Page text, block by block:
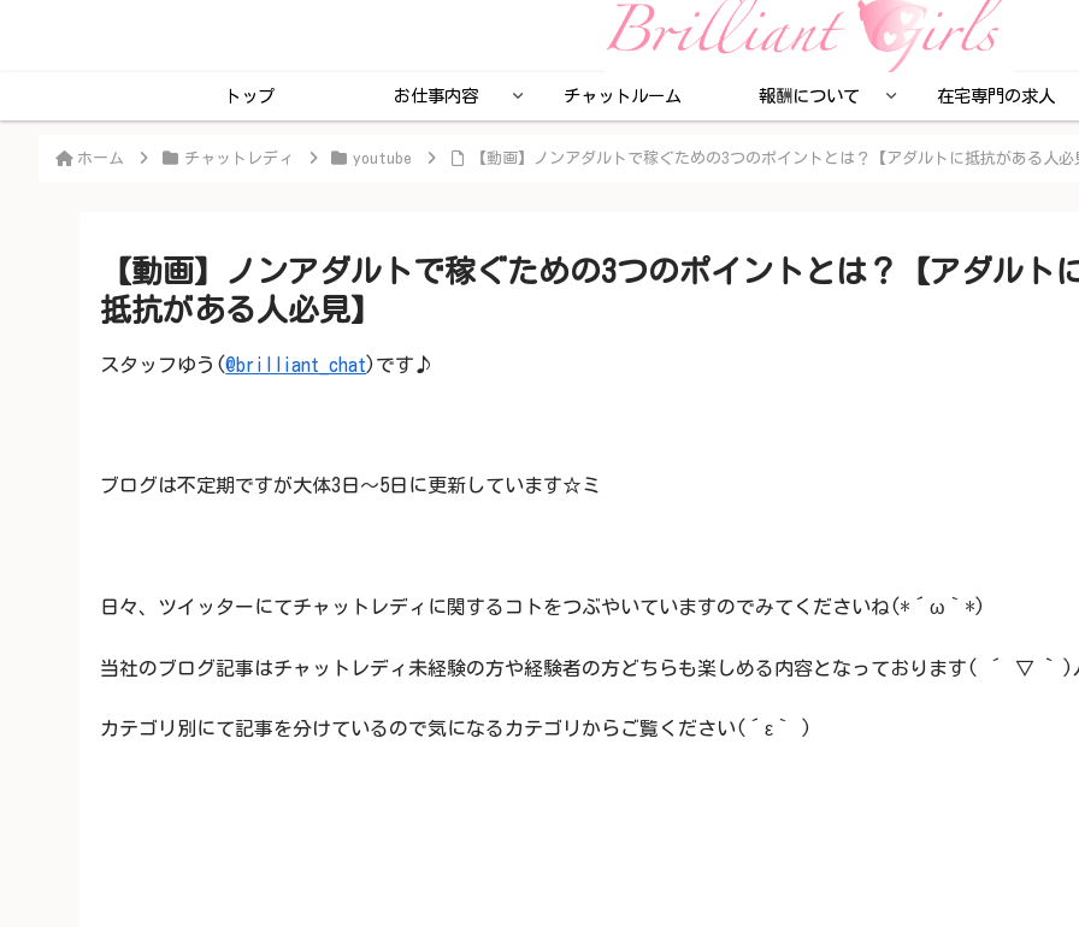
トップ お仕事内容 チャットルーム 報酬について 在宅専門の求人
ホーム チャットレディ youtube 【動画】ノンアダルトで稼ぐための3つのポイントとは？【アダルトに抵抗がある人必
【動画】ノンアダルトで稼ぐための3つのポイントとは？【アダルト
抵抗がある人必見】
スタッフゆう(@brilliant_chat)です♪
ブログは不定期ですが大体3日～5日に更新しています☆ミ
日々、ツイッターにてチャットレディに関するコトをつぶやいていますのでみてくださいね(*´ω｀*)
当社のブログ記事はチャットレディ未経験の方や経験者の方どちらも楽しめる内容となっております( ´ ▽ ` )
カテゴリ別にて記事を分けているので気になるカテゴリからご覧ください(´ε｀ )